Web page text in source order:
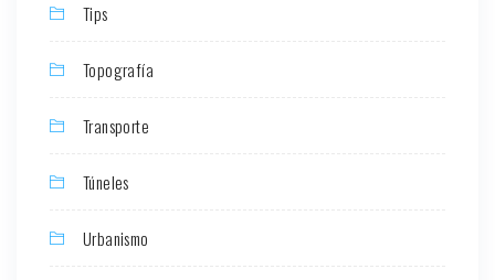
Tips
Topografía
Transporte
Túneles
Urbanismo